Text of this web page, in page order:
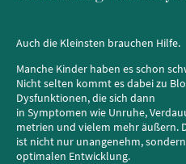
Auch die Kleinsten brauchen Hilfe.
Manche Kinder haben es schon
Nicht selten kommt es dabei zu
Dysfunktionen, die sich dann
in Symptomen wie Unruhe,
metrien und vielem mehr äußern.
ist nicht nur unangenehm,
optimalen Entwicklung.